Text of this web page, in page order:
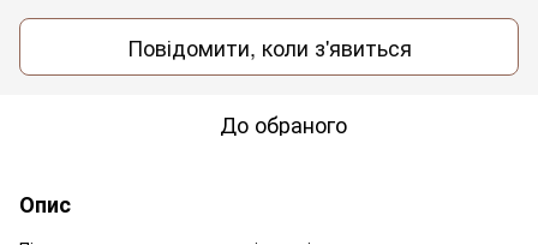
Повідомити, коли з'явиться
До обраного
Опис